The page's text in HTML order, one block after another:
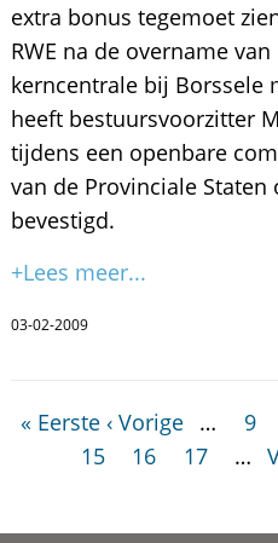
extra bonus tegemoet
RWE na de overname
kerncentrale bij Borssele
heeft bestuursvoorzitter
tijdens een openbare
van de Provinciale Staten
bevestigd.
+Lees meer...
03-02-2009
« Eerste ‹ Vorige … 9
15
16 17 …